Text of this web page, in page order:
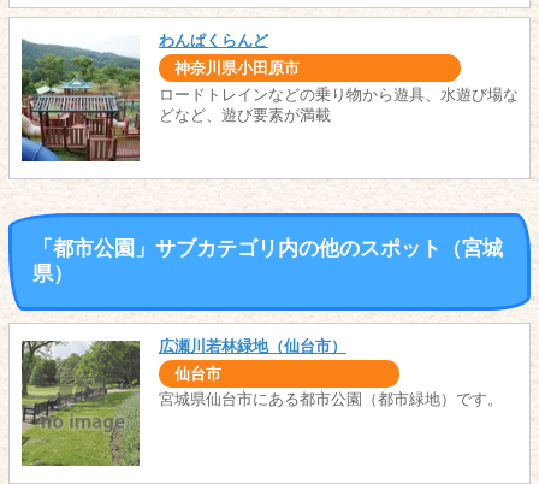
わんぱくらんど
神奈川県小田原市
ロードトレインなどの乗り物から遊具、水遊び場な
どなど、遊び要素が満載
「都市公園」サブカテゴリ内の他のスポット（宮城
県）
広瀬川若林緑地（仙台市）
仙台市
宮城県仙台市にある都市公園（都市緑地）です。